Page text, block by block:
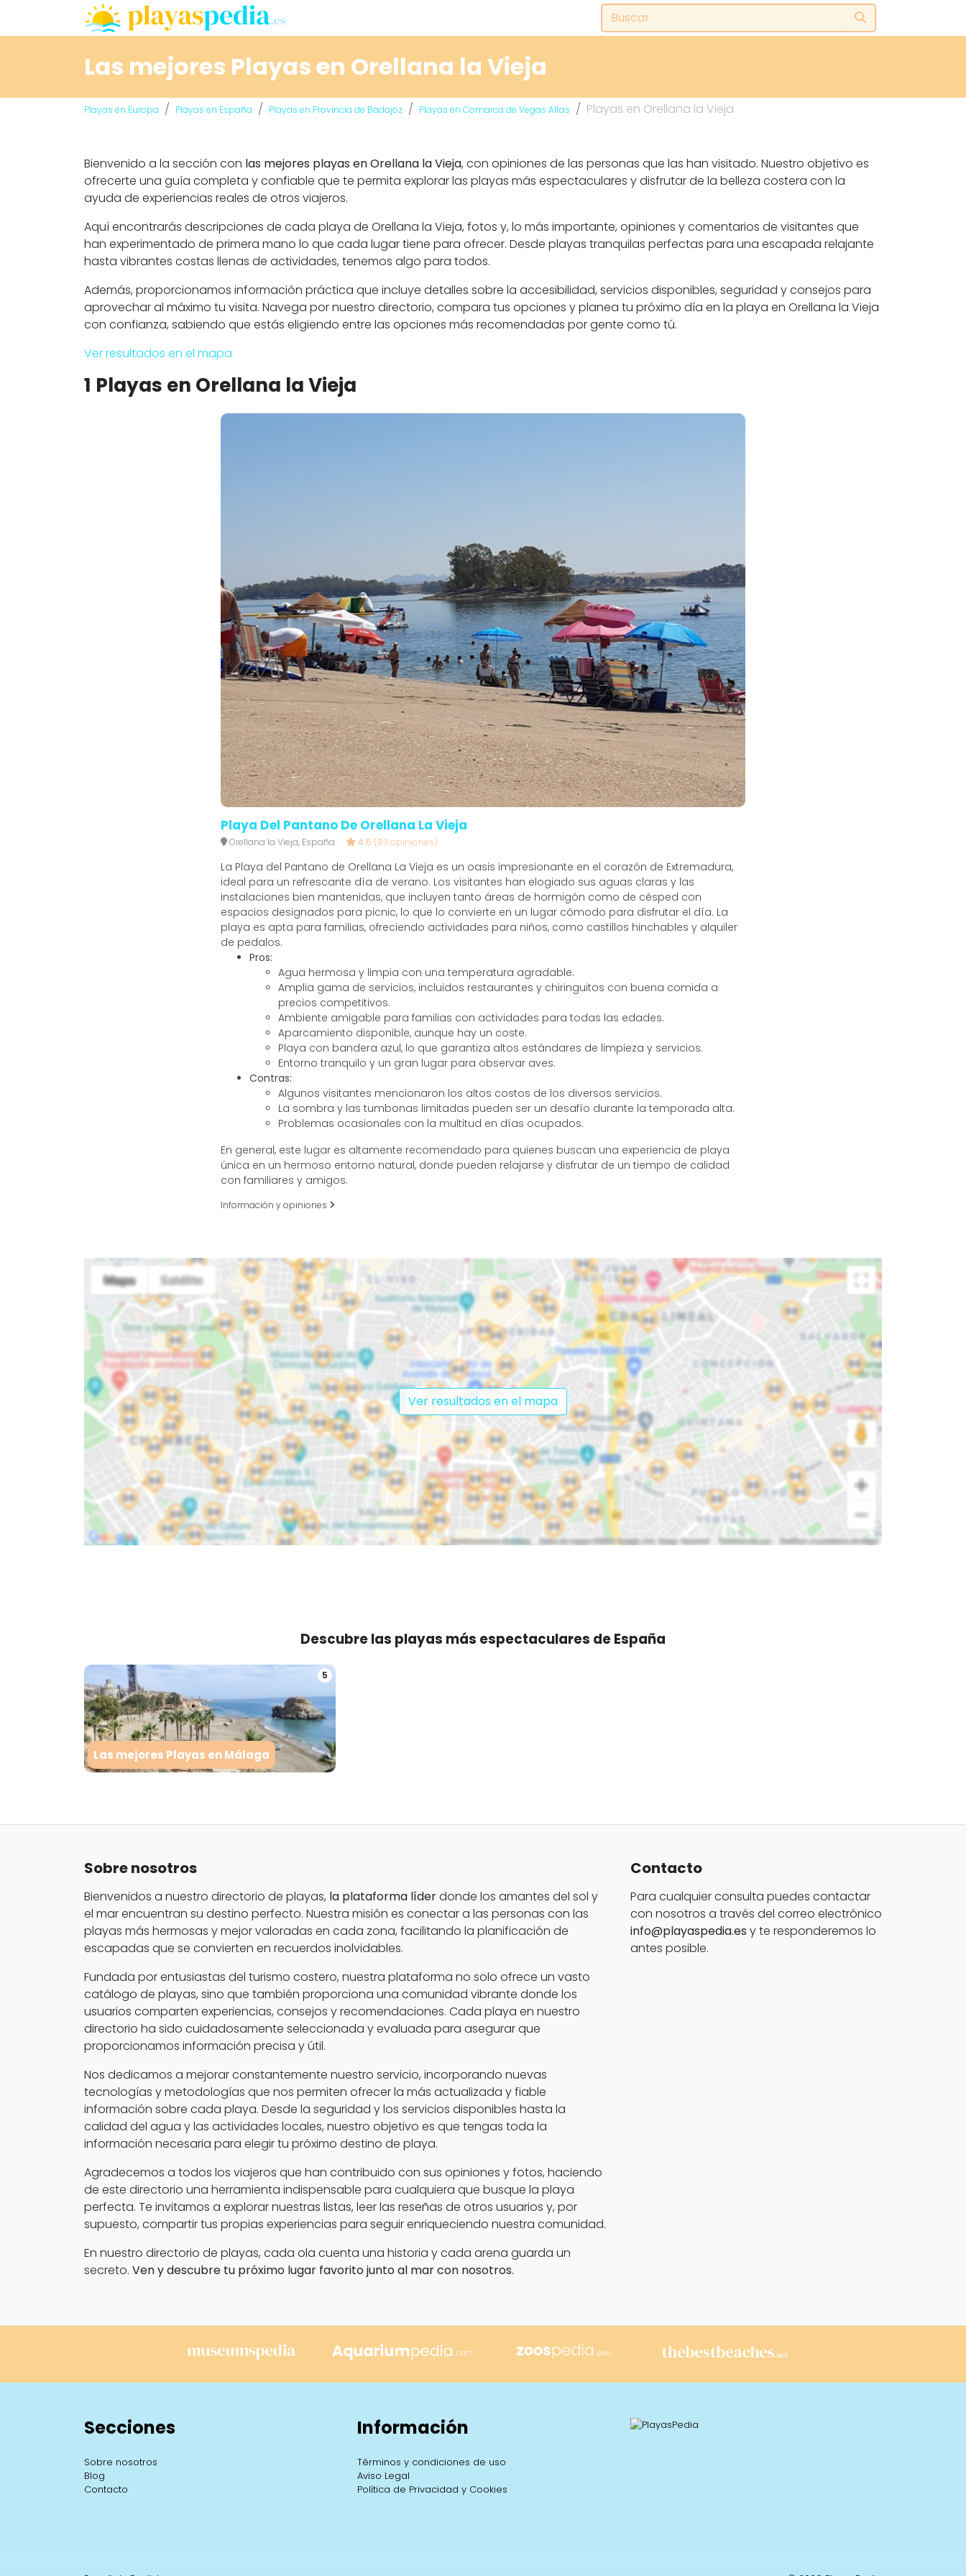
Las mejores Playas en Orellana la Vieja
Playas en Europa Playas en España Playas en Provincia de Badajoz Playas en Comarca de Vegas Altas Playas en Orellana la Vieja
Bienvenido a la sección con las mejores playas en Orellana la Vieja, con opiniones de las personas que las han visitado. Nuestro objetivo es
ofrecerte una guía completa y confiable que te permita explorar las playas más espectaculares y disfrutar de la belleza costera con la
ayuda de experiencias reales de otros viajeros.
Aquí encontrarás descripciones de cada playa de Orellana la Vieja, fotos y, lo más importante, opiniones y comentarios de visitantes que
han experimentado de primera mano lo que cada lugar tiene para ofrecer. Desde playas tranquilas perfectas para una escapada relajante
hasta vibrantes costas llenas de actividades, tenemos algo para todos.
Además, proporcionamos información práctica que incluye detalles sobre la accesibilidad, servicios disponibles, seguridad y consejos para
aprovechar al máximo tu visita. Navega por nuestro directorio, compara tus opciones y planea tu próximo día en la playa en Orellana la Vieja
con confianza, sabiendo que estás eligiendo entre las opciones más recomendadas por gente como tú.
Ver resultados en el mapa
1 Playas en Orellana la Vieja
Playa Del Pantano De Orellana La Vieja
Orellana la Vieja, España 4.6 (83 opiniones)
La Playa del Pantano de Orellana La Vieja es un oasis impresionante en el corazón de Extremadura,
ideal para un refrescante día de verano. Los visitantes han elogiado sus aguas claras y las
instalaciones bien mantenidas, que incluyen tanto áreas de hormigón como de césped con
espacios designados para picnic, lo que lo convierte en un lugar cómodo para disfrutar el día. La
playa es apta para familias, ofreciendo actividades para niños, como castillos hinchables y alquiler
de pedalos.
Pros:
Agua hermosa y limpia con una temperatura agradable.
Amplia gama de servicios, incluidos restaurantes y chiringuitos con buena comida a
precios competitivos.
Ambiente amigable para familias con actividades para todas las edades.
Aparcamiento disponible, aunque hay un coste.
Playa con bandera azul, lo que garantiza altos estándares de limpieza y servicios.
Entorno tranquilo y un gran lugar para observar aves.
Contras:
Algunos visitantes mencionaron los altos costos de los diversos servicios.
La sombra y las tumbonas limitadas pueden ser un desafío durante la temporada alta.
Problemas ocasionales con la multitud en días ocupados.
En general, este lugar es altamente recomendado para quienes buscan una experiencia de playa
única en un hermoso entorno natural, donde pueden relajarse y disfrutar de un tiempo de calidad
con familiares y amigos.
Información y opiniones
Ver resultados en el mapa
Descubre las playas más espectaculares de España
5
Las mejores Playas en Málaga
Sobre nosotros
Bienvenidos a nuestro directorio de playas, la plataforma líderdonde los amantes del sol y
el mar encuentran su destino perfecto. Nuestra misión es conectar a las personas con las
playas más hermosas y mejor valoradas en cada zona, facilitando la planificación de
escapadas que se convierten en recuerdos inolvidables.
Fundada por entusiastas del turismo costero, nuestra plataforma no solo ofrece un vasto
catálogo de playas, sino que también proporciona una comunidad vibrante donde los
usuarios comparten experiencias, consejos y recomendaciones. Cada playa en nuestro
directorio ha sido cuidadosamente seleccionada y evaluada para asegurar que
proporcionamos información precisa y útil.
Nos dedicamos a mejorar constantemente nuestro servicio, incorporando nuevas
tecnologías y metodologías que nos permiten ofrecer la más actualizada y fiable
información sobre cada playa. Desde la seguridad y los servicios disponibles hasta la
calidad del agua y las actividades locales, nuestro objetivo es que tengas toda la
información necesaria para elegir tu próximo destino de playa.
Agradecemos a todos los viajeros que han contribuido con sus opiniones y fotos, haciendo
de este directorio una herramienta indispensable para cualquiera que busque la playa
perfecta. Te invitamos a explorar nuestras listas, leer las reseñas de otros usuarios y, por
supuesto, compartir tus propias experiencias para seguir enriqueciendo nuestra comunidad.
En nuestro directorio de playas, cada ola cuenta una historia y cada arena guarda un
secreto. Ven y descubre tu próximo lugar favorito junto al mar con nosotros.
Contacto
Para cualquier consulta puedes contactar
con nosotros a través del correo electrónico
info@playaspedia.es y te responderemos lo
antes posible.
Secciones
Sobre nosotros
Blog
Contacto
Información
Términos y condiciones de uso
Aviso Legal
Política de Privacidad y Cookies